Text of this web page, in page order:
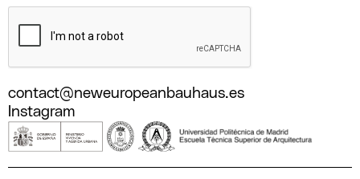
contact@neweuropeanbauhaus.es
Instagram